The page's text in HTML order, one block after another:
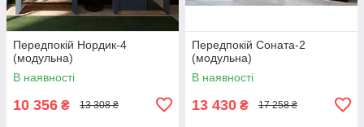
Передпокій Нордик-4
(модульна)
В наявності
10 356 ₴ 13 308 ₴
Передпокій Соната-2
(модульна)
В наявності
13 430 ₴ 17 258 ₴